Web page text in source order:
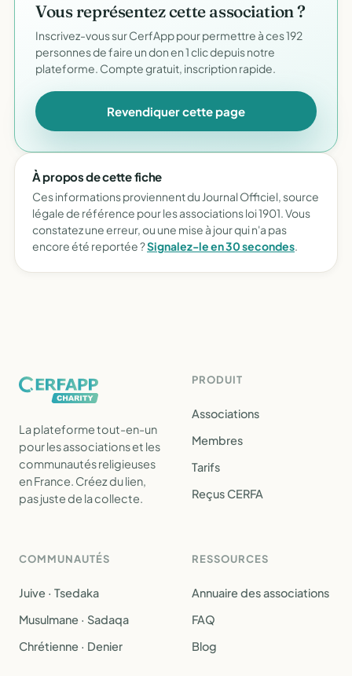
Vous représentez cette association ?
Inscrivez-vous sur CerfApp pour permettre à ces 192
personnes de faire un don en 1 clic depuis notre
plateforme. Compte gratuit, inscription rapide.
Revendiquer cette page
À propos de cette fiche
Ces informations proviennent du Journal Officiel, source
légale de référence pour les associations loi 1901. Vous
constatez une erreur, ou une mise à jour qui n'a pas
encore été reportée ?Signalez-le en 30 secondes.
La plateforme tout-en-un
pour les associations et les
communautés religieuses
en France. Créez du lien,
pas juste de la collecte.
PRODUIT
Associations
Membres
Tarifs
Reçus CERFA
COMMUNAUTÉS
Juive · Tsedaka
Musulmane · Sadaqa
Chrétienne · Denier
RESSOURCES
Annuaire des associations
FAQ
Blog